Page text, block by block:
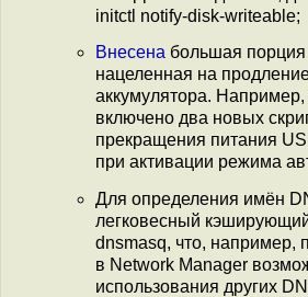
initctl notify-disk-writeable;
Внесена большая
нацеленная на
аккумулятора.
включено два новых
прекращения питания
при активации режима
Для определения имён
легковесный
dnsmasq, что, например,
в Network Manager
использования других